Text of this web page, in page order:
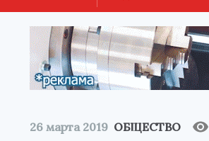
26 марта 2019 ОБЩЕСТВО